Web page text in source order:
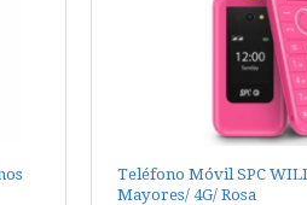
Teléfono Móvil SPC
Mayores/ 4G/ Rosa